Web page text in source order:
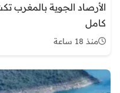
الأرصاد الجوية
كامل
منذ 18 ساعة